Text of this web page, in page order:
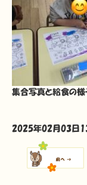
集合写真と給食の様
2025年02月03日